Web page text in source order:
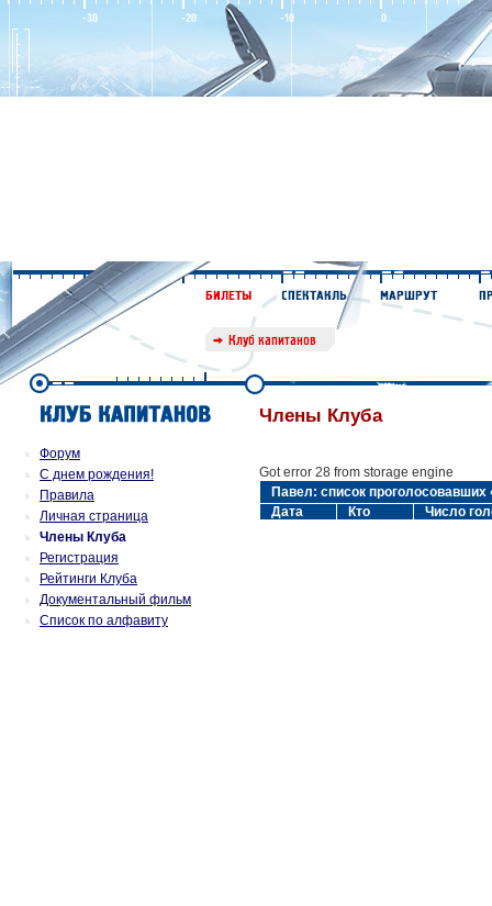
Форум
С днем рождения!
Правила
Личная страница
Члены Клуба
Регистрация
Рейтинги Клуба
Документальный фильм
Список по алфавиту
Члены Клуба
Got error 28 from storage engine
Павел: список проголосовавших
Дата
Кто Число